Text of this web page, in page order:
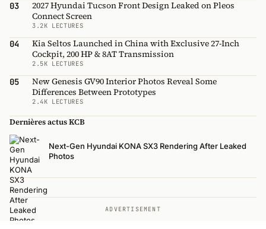
03
2027 Hyundai Tucson Front Design Leaked on Pleos
Connect Screen
3.2K LECTURES
04
Kia Seltos Launched in China with Exclusive 27-Inch
Cockpit, 200 HP & 8AT Transmission
2.5K LECTURES
05
New Genesis GV90 Interior Photos Reveal Some
Differences Between Prototypes
2.4K LECTURES
Dernières actus KCB
Next-Gen Hyundai KONA SX3 Rendering After Leaked
Photos
ADVERTISEMENT